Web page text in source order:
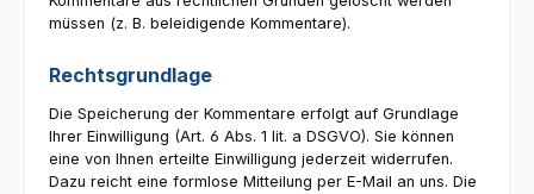
müssen (z. B. beleidigende Kommentare).
Rechtsgrundlage
Die Speicherung der Kommentare erfolgt auf Grundlage
Ihrer Einwilligung (Art. 6 Abs. 1 lit. a DSGVO). Sie können
eine von Ihnen erteilte Einwilligung jederzeit widerrufen.
Dazu reicht eine formlose Mitteilung per E-Mail an uns. Die